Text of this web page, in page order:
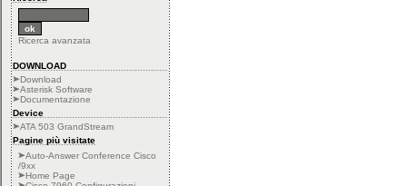
Ricerca avanzata
DOWNLOAD
Download
Asterisk Software
Documentazione
Device
ATA 503 GrandStream
Pagine più visitate
Auto-Answer Conference Cisco
/9xx
Home Page